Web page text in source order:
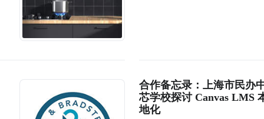
合作备忘录：上海市民办
芯学校探讨 Canvas LMS
地化